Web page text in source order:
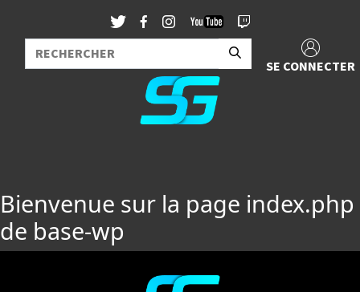
SE CONNECTER
Bienvenue sur la page index.php
de base-wp